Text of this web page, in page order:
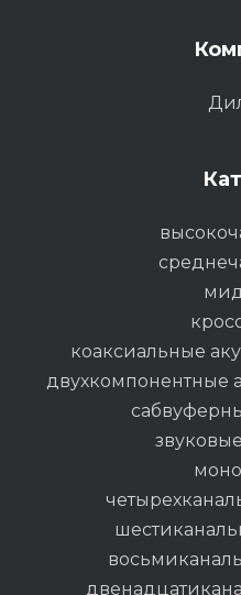
коаксиальные
двухкомпонентные